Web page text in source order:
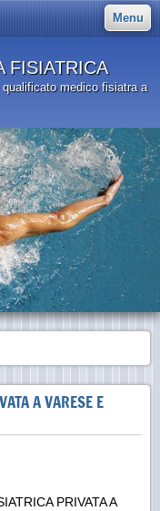
Menu
FISIATRICA
medico fisiatra a
A VARESE E
PRIVATA A